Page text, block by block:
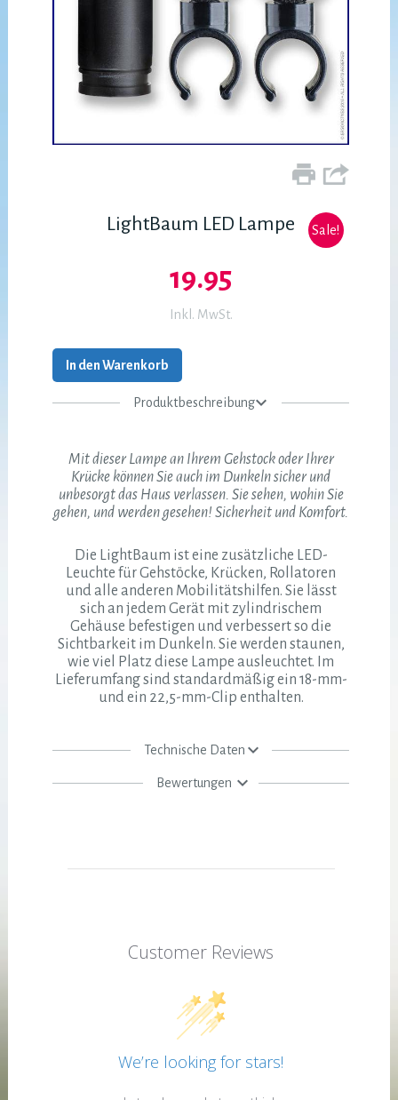
Sale!
LightBaum LED Lampe
19.95
Inkl. MwSt.
In den Warenkorb
Produktbeschreibung
Mit dieser Lampe an Ihrem Gehstock oder Ihrer
Krücke können Sie auch im Dunkeln sicher und
unbesorgt das Haus verlassen. Sie sehen, wohin Sie
gehen, und werden gesehen! Sicherheit und Komfort.
Die LightBaum ist eine zusätzliche LED-
Leuchte für Gehstöcke, Krücken, Rollatoren
und alle anderen Mobilitätshilfen. Sie lässt
sich an jedem Gerät mit zylindrischem
Gehäuse befestigen und verbessert so die
Sichtbarkeit im Dunkeln. Sie werden staunen,
wie viel Platz diese Lampe ausleuchtet. Im
Lieferumfang sind standardmäßig ein 18-mm-
und ein 22,5-mm-Clip enthalten.
Technische Daten
Bewertungen
Customer Reviews
We’re looking for stars!